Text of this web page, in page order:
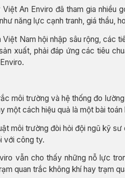
Việt An Enviro đã tham gia nhiều
năng lực cạnh tranh, giá thầu,
Việt Nam hội nhập sâu rộng, các
xuất, phải đáp ứng các tiêu
môi trường và hệ thống đo
cách hiệu quả là một bài
môi trường đòi hỏi đội ngũ kỹ sư
với công ty.
vẫn cho thấy những nỗ lực
quan trắc không khí hay trạm